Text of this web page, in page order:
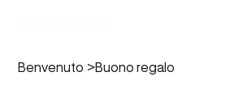
Benvenuto >Buono regalo